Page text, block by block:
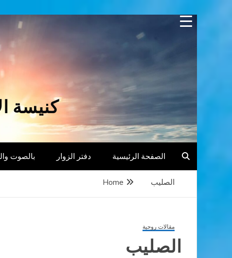
Skip
كنيسة
الصفحة الرئيسية دفتر الزوار بالصوت
Home الصليب
مقالات روحية
الصليب